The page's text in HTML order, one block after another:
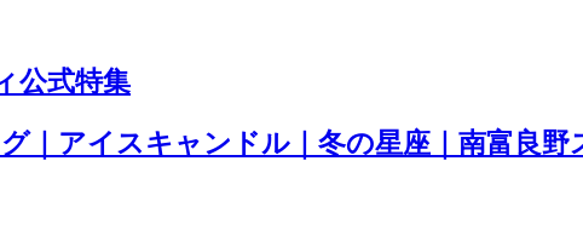
公式特集
｜アイスキャンドル｜冬の星座｜南富良野